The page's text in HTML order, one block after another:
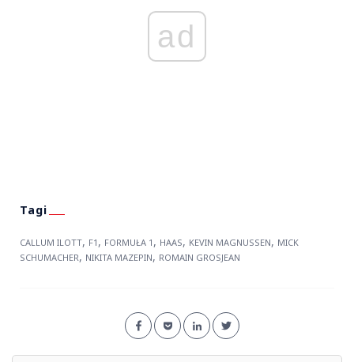
ad
CALLUM ILOTT, F1 , FORMUŁA 1 , HAAS, KEVIN MAGNUSSEN, MICK
SCHUMACHER, NIKITA MAZEPIN, ROMAIN GROSJEAN